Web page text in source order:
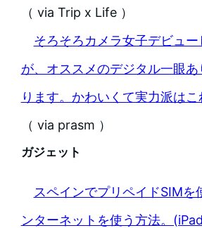
（ via Trip x Life ）
そろそろカメラ女子デビュ
が、オススメのデジタル一眼
ります。かわいくて実力派はこ
（ via prasm ）
ガジェット
スペインでプリペイドSIMを
ンターネットを使う方法。